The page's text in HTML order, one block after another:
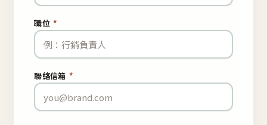
職位 *
聯絡信箱 *